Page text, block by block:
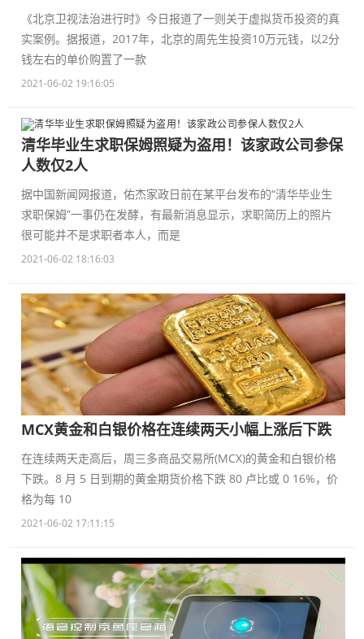
《北京卫视法治进行时》今日报道了一则关于虚拟货币投资的真
实案例。据报道，2017年，北京的周先生投资10万元钱，以2分
钱左右的单价购置了一款
2021-06-02 19:16:05
清华毕业生求职保姆照疑为盗用！该家政公司参保
人数仅2人
据中国新闻网报道，佑杰家政日前在某平台发布的“清华毕业生
求职保姆”一事仍在发酵，有最新消息显示，求职简历上的照片
很可能并不是求职者本人，而是
2021-06-02 18:16:03
MCX黄金和白银价格在连续两天小幅上涨后下跌
在连续两天走高后，周三多商品交易所(MCX)的黄金和白银价格
下跌。8 月 5 日到期的黄金期货价格下跌 80 卢比或 0 16%，价
格为每 10
2021-06-02 17:11:15